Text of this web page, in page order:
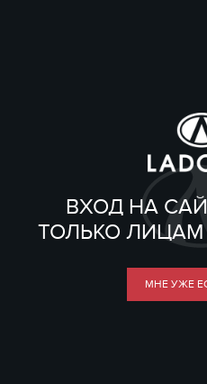
ВХОД НА
ТОЛЬКО ЛИЦАМ
МНЕ УЖЕ